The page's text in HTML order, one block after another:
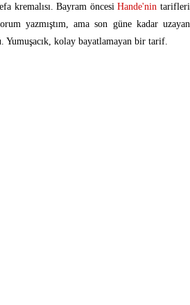
kremalısı. Bayram öncesiHande'nin tarifleri
yazmıştım, ama son güne kadar uzayan
Yumuşacık, kolay bayatlamayan bir tarif.